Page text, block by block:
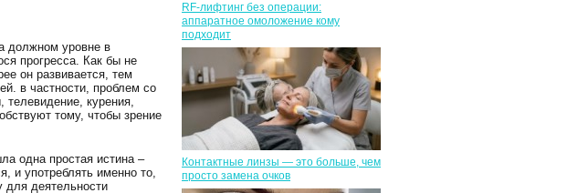
должном уровне в
прогресса. Как бы не
он развивается, тем
в частности, проблем со
курения,
тому, чтобы зрение
одна простая истина –
и употреблять именно то,
для деятельности
RF-лифтинг без операции:
аппаратное омоложение кому
подходит
Контактные линзы — это больше, чем
просто замена очков